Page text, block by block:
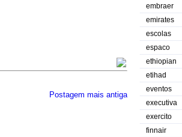
Postagem mais antiga
embraer
emirates
escolas
espaco
ethiopian
etihad
eventos
executiva
exercito
finnair